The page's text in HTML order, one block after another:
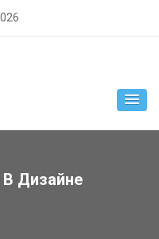
Дизайне